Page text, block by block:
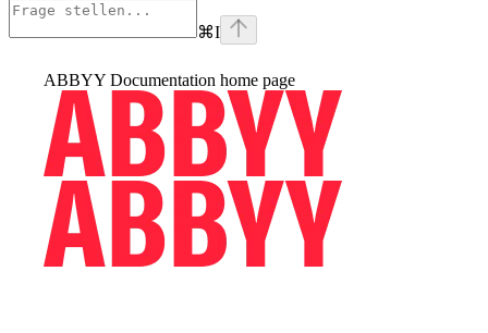
⌘I
ABBYY Documentation home page